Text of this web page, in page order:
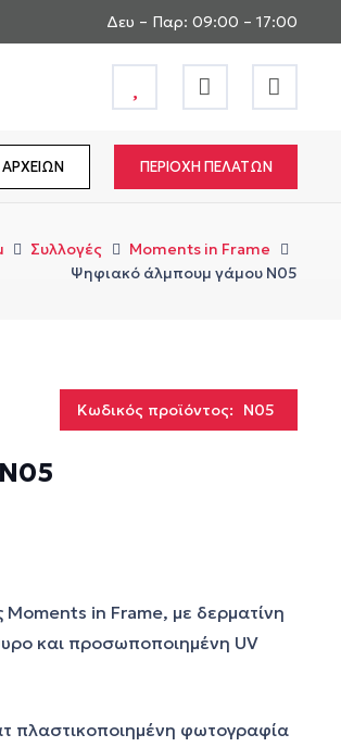
Δευ – Παρ: 09:00 – 17:00
ΠΕΡΙΟΧΗ ΠΕΛΑΤΩΝ
Συλλογές
Moments in Frame
Ψηφιακό άλμπουμ γάμου N05
Κωδικός προϊόντος: N05
Moments in Frame, με δερματίνη
και προσωποποιημένη UV
πλαστικοποιημένη φωτογραφία